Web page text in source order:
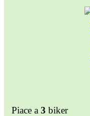
Piace a 3 biker